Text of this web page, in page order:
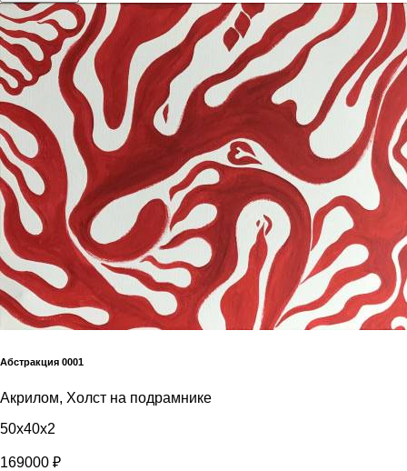
Абстракция 0001
Акрилом, Холст на подрамнике
50x40x2
169000 ₽